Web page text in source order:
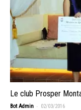
Le club Prosper
Bot Admin - 02/03/2016